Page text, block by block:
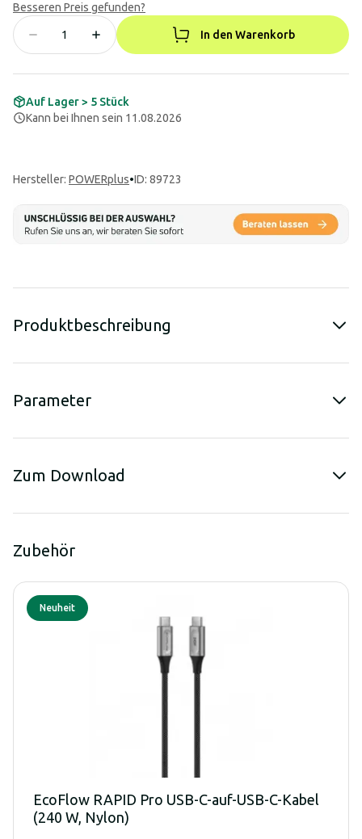
Besseren Preis gefunden?
In den Warenkorb
Auf Lager > 5 Stück
Kann bei Ihnen sein 11.08.2026
Hersteller: POWERplus•ID: 89723
Produktbeschreibung
Parameter
Zum Download
Zubehör
Neuheit
EcoFlow RAPID Pro USB-C-auf-USB-C-Kabel
(240 W, Nylon)